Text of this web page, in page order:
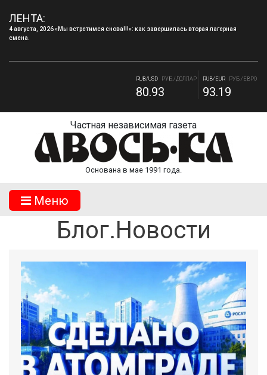
ЛЕНТА:
4 августа, 2026 Запись в творческие объединения МБУДО «ДДТ» г.Десногорска на
4 августа, 2026 «Мы встретимся снова!!!»: как завершилась вторая лагерная
смена.
РУБ./БЕЛ. РУБ. RUB/ 10 UAH РУБ./10 ГРИВНА.
RUB/USD РУБ./ДОЛЛАР
80.93
RUB/EUR РУБ./ЕВРО
93.19
Частная независимая газета
Основана в мае 1991 года.
Mеню
Блог.Новости